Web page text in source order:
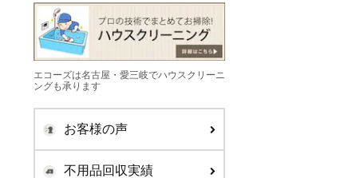
エコーズは名古屋・愛三岐でハウスクリーニ
ングも承ります
お客様の声
不用品回収実績